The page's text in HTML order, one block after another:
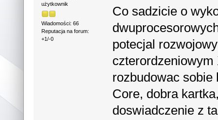
użytkownik
Wiadomości: 66
Reputacja na forum:
+1/-0
Co sadzicie o
potecjal
rozbudowac
Core, dobra
doswiadczenie z